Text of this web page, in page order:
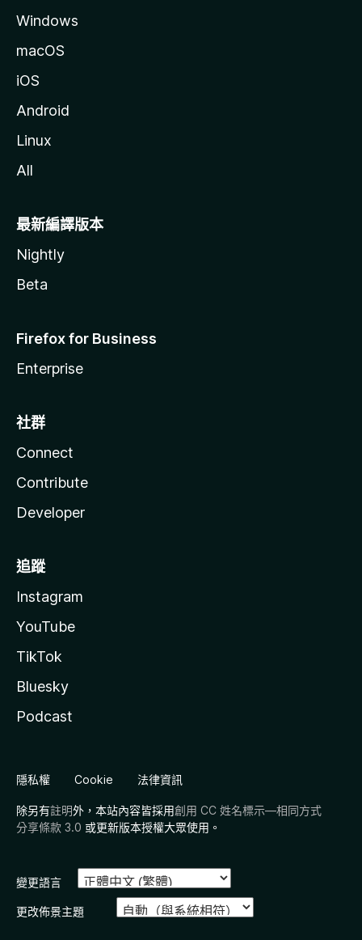
Windows
macOS
iOS
Android
Linux
All
最新編譯版本
Nightly
Beta
Firefox for Business
Enterprise
社群
Connect
Contribute
Developer
追蹤
Instagram
YouTube
TikTok
Bluesky
Podcast
隱私權 Cookie 法律資訊
除另有註明外，本站內容皆採用創用 CC 姓名標示—相同方式
分享條款 3.0 或更新版本授權大眾使用。
變更語言
更改佈景主題